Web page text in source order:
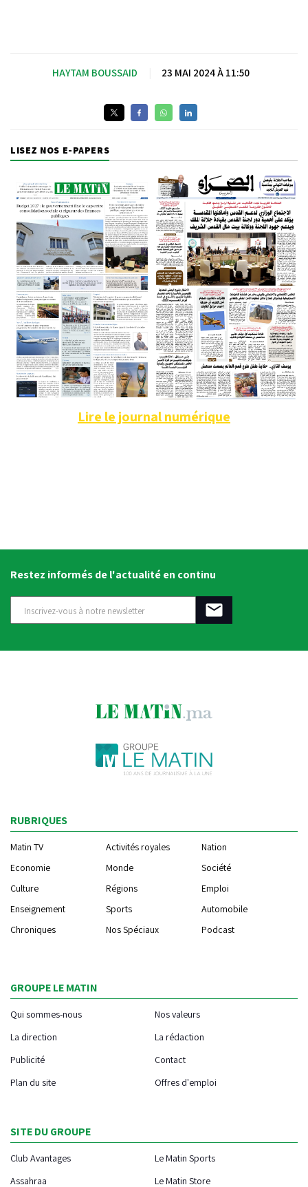
HAYTAM BOUSSAID 23 MAI 2024 À 11:50
LISEZ NOS E-PAPERS
Lire le journal numérique
Restez informés de l'actualité en continu
RUBRIQUES
Matin TV Activités royales
Nation
Economie
Monde
Société
Culture
Régions
Emploi
Enseignement
Sports
Automobile
Chroniques
Nos Spéciaux Podcast
GROUPE LE MATIN
Qui sommes-nous
Nos valeurs
La direction
La rédaction
Publicité
Contact
Plan du site
Offres d'emploi
SITE DU GROUPE
Club Avantages
Le Matin Sports
Assahraa
Le Matin Store